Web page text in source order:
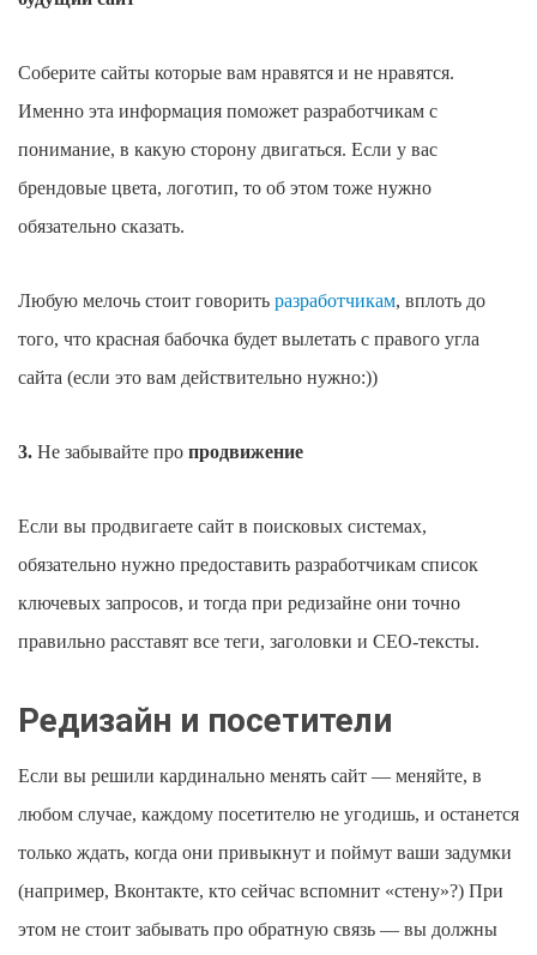
Соберите сайты которые вам нравятся и не нравятся.
Именно эта информация поможет разработчикам с
понимание, в какую сторону двигаться. Если у вас
брендовые цвета, логотип, то об этом тоже нужно
обязательно сказать.
Любую мелочь стоит говорить разработчикам, вплоть до
того, что красная бабочка будет вылетать с правого угла
сайта (если это вам действительно нужно:))
3. Не забывайте про продвижение
Если вы продвигаете сайт в поисковых системах,
обязательно нужно предоставить разработчикам список
ключевых запросов, и тогда при редизайне они точно
правильно расставят все теги, заголовки и СЕО-тексты.
Редизайн и посетители
Если вы решили кардинально менять сайт — меняйте, в
любом случае, каждому посетителю не угодишь, и останется
только ждать, когда они привыкнут и поймут ваши задумки
(например, Вконтакте, кто сейчас вспомнит «стену»?) При
этом не стоит забывать про обратную связь — вы должны